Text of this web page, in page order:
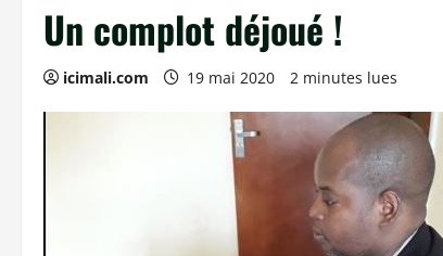
Un complot déjoué !
icimali.com 19 mai 2020 2 minutes lues